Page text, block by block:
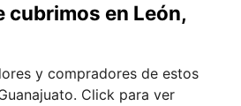
cubrimos en León,
y compradores de estos
Click para ver